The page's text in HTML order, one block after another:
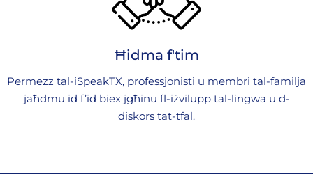
Ħidma f'tim
Permezz tal-iSpeakTX, professjonisti u membri tal-familja
jaħdmu id f’id biex jgħinu fl-iżvilupp tal-lingwa u d-
diskors tat-tfal.